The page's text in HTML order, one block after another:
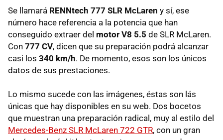
Se llamará RENNtech 777 SLR McLaren y sí, ese
número hace referencia a la potencia que han
conseguido extraer del motor V8 5.5 de SLR McLaren.
Con 777 CV, dicen que su preparación podrá alcanzar
casi los 340 km/h. De momento, esos son los únicos
datos de sus prestaciones.
Lo mismo sucede con las imágenes, éstas son lás
únicas que hay disponibles en su web. Dos bocetos
que muestran una preparación radical, muy al estilo del
Mercedes-Benz SLR McLaren 722 GTR, con un gran